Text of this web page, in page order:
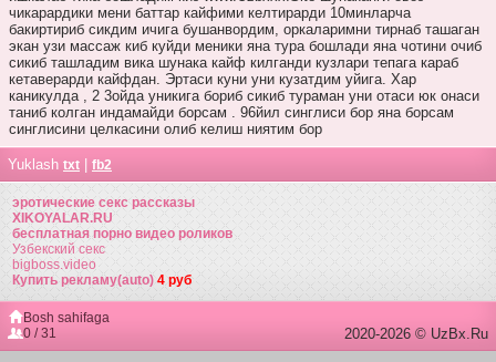
чикарардики мени баттар кайфими келтирарди 10минларча
бакиртириб сикдим ичига бушанвордим, оркаларимни тирнаб ташаган
экан узи массаж киб куйди меники яна тура бошлади яна чотини очиб
сикиб ташладим вика шунака кайф килганди кузлари тепага караб
кетаверарди кайфдан. Эртаси куни уни кузатдим уйига. Хар
каникулда , 2 3ойда уникига бориб сикиб тураман уни отаси юк онаси
таниб колган индамайди борсам . 96йил синглиси бор яна борсам
синглисини целкасини олиб келиш ниятим бор
Yuklash txt | fb2
эротические секс рассказы
XIKOYALAR.RU
бесплатная порно видео роликов
Узбекский секс
bigboss.video
Купить рекламу(auto) 4 руб
Bosh sahifaga
0 / 31
2020-2026 © UzBx.Ru